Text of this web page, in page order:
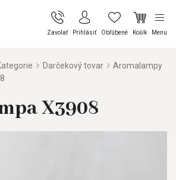
Zavolať Prihlásiť Obľúbené Košík Menu
Darčekový tovar
Aromalampy
X3908